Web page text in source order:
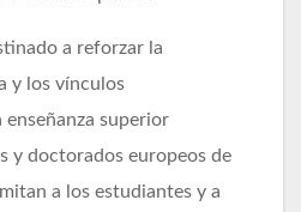
a reforzar la
y los vínculos
superior
y doctorados europeos de
a los estudiantes y a